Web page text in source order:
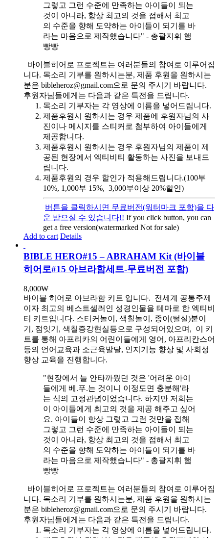
그렇고 그런 수준에 만족하는 아이들이 되는
것이 아니라, 항상 최고의 것을 접해서 최고
의 수준을 향해 도약하는 아이들이 되기를 바
라는 마음으로 제작했습니다" - 총괄지휘 햄
빵빵
바이블히어로 프로젝트는 여러분들의 참여로 이루어집
니다. 목소리 기부를 원하시는분, 제품 후원을 원하시는
분은 bibleheroz@gmail.com으로 문의 주시기 바랍니다.
후원자님들에게는 다음과 같은 특전을 드립니다.
목소리 기부자는 각 영상에 이름을 넣어드립니다.
제품후원시 원하시는 경우 제품에 후원자님의 사
진이나 메시지를 스티커로 첨부하여 아이들에게
제공합니다.
제품후원시 원하시는 경우 후원자님의 제품이 제
공된 현장에서 엑티비티 활동하는 사진을 보내드
립니다.
제품후원의 경우 할인가 적용해드립니다.(100부
10%, 1,000부 15%, 3,000부이상 20%할인)
버튼을 클릭하시면 무료버전(워터마크 포함)을 다
운 받으실 수 있습니다!! If you click button, you can
get a free version(watermarked Not for sale)
Add to cart Details
BIBLE HERO#15 – ABRAHAM Kit (바이블
히어로#15 아브라함세트-무료버전 포함)
8,000₩
바이블 히어로 아브라함 키트 입니다. 전세계 공통주제
이자 최고의 베스트셀러인 성경인물을 테마로 한 엑티비
티 키트입니다. 스티커놀이, 색칠놀이, 종이(털실)붙이
기, 점잇기, 색칠증강현실등으로 구성되어있으며, 이 키
트를 통해 아프리카의 어린이들에게 영어, 아프리칸스어
등의 언어교육과 소근육발달, 인지기능 향상 및 사회성
향상 교육을 진행합니다.
"현장에서 늘 안타까웠던 것은 '어려운 아이
들에게 베.푸.는 것이니 이정도면 충분해'라
는 식의 고정관념이었습니다. 하지만 저희는
이 아이들에게 최고의 것을 제공 해주고 싶어
요. 아이들이 항상 그렇고 그런 것만을 접해
그렇고 그런 수준에 만족하는 아이들이 되는
것이 아니라, 항상 최고의 것을 접해서 최고
의 수준을 향해 도약하는 아이들이 되기를 바
라는 마음으로 제작했습니다" - 총괄지휘 햄
빵빵
바이블히어로 프로젝트는 여러분들의 참여로 이루어집
니다. 목소리 기부를 원하시는분, 제품 후원을 원하시는
분은 bibleheroz@gmail.com으로 문의 주시기 바랍니다.
후원자님들에게는 다음과 같은 특전을 드립니다.
목소리 기부자는 각 영상에 이름을 넣어드립니다.